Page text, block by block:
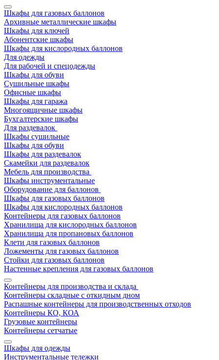
Шкафы для газовых баллонов
Архивные металлические шкафы
Шкафы для ключей
Абонентские шкафы
Шкафы для кислородных баллонов
Для одежды
Для рабочей и спецодежды
Шкафы для обуви
Сушильные шкафы
Офисные шкафы
Шкафы для гаража
Многоящичные шкафы
Бухгалтерские шкафы
Для раздевалок
Шкафы сушильные
Шкафы для обуви
Шкафы для раздевалок
Скамейки для раздевалок
Мебель для производства
Шкафы инструментальные
Оборудование для баллонов
Шкафы для газовых баллонов
Шкафы для кислородных баллонов
Контейнеры для газовых баллонов
Хранилища для кислородных баллонов
Хранилища для пропановых баллонов
Клети для газовых баллонов
Ложементы для газовых баллонов
Стойки для газовых баллонов
Настенные крепления для газовых баллонов
Контейнеры для производства и склада
Контейнеры складные с откидным дном
Распашные контейнеры для производственных отходов
Контейнеры КО, КОА
Грузовые контейнеры
Контейнеры сетчатые
Шкафы для одежды
Инструментальные тележки